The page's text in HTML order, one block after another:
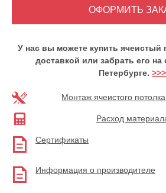
У нас вы можете купить ячеистый
доставкой или забрать его на
Петербурге. >>>
Монтаж ячеистого
Расход
Сертификаты
Информация о производителе